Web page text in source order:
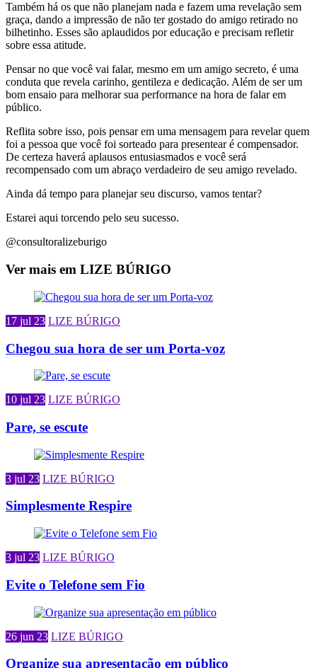
Também há os que não planejam nada e fazem uma revelação sem
graça, dando a impressão de não ter gostado do amigo retirado no
bilhetinho. Esses são aplaudidos por educação e precisam refletir
sobre essa atitude.
Pensar no que você vai falar, mesmo em um amigo secreto, é uma
conduta que revela carinho, gentileza e dedicação. Além de ser um
bom ensaio para melhorar sua performance na hora de falar em
público.
Reflita sobre isso, pois pensar em uma mensagem para revelar quem
foi a pessoa que você foi sorteado para presentear é compensador.
De certeza haverá aplausos entusiasmados e você será
recompensado com um abraço verdadeiro de seu amigo revelado.
Ainda dá tempo para planejar seu discurso, vamos tentar?
Estarei aqui torcendo pelo seu sucesso.
@consultoralizeburigo
Ver mais em LIZE BÚRIGO
17 jul 23 LIZE BÚRIGO
Chegou sua hora de ser um Porta-voz
10 jul 23 LIZE BÚRIGO
Pare, se escute
3 jul 23 LIZE BÚRIGO
Simplesmente Respire
3 jul 23 LIZE BÚRIGO
Evite o Telefone sem Fio
26 jun 23 LIZE BÚRIGO
Organize sua apresentação em público